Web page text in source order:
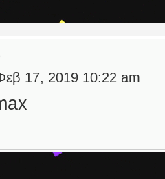
17, 2019 10:22 am